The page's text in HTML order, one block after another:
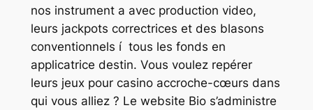
nos instrument a avec production video,
leurs jackpots correctrices et des blasons
conventionnels í tous les fonds en
applicatrice destin. Vous voulez repérer
leurs jeux pour casino accroche-cœurs dans
qui vous alliez ? Le website Bio s’administre